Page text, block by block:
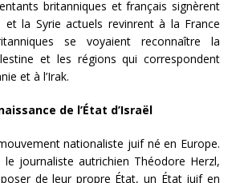
britanniques et français signèrent
la Syrie actuels revinrent à la France
se voyaient reconnaître la
et les régions qui correspondent
et à l’Irak.
de l’État d’Israël
nationaliste juif né en Europe.
journaliste autrichien Théodore Herzl,
de leur propre État, un État juif en